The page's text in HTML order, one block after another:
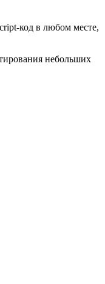
код в любом месте,
небольших